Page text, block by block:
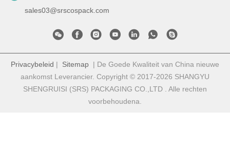
sales03@srscospack.com
Privacybeleid | Sitemap | De Goede Kwaliteit van China nieuwe
aankomst Leverancier. Copyright © 2017-2026 SHANGYU
SHENGRUISI (SRS) PACKAGING CO.,LTD . Alle rechten
voorbehoudena.